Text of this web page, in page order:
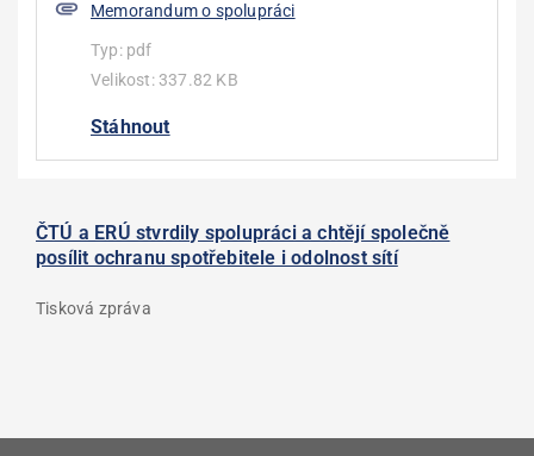
Memorandum o spolupráci
Typ: pdf
Velikost: 337.82 KB
Stáhnout
ČTÚ a ERÚ stvrdily spolupráci a chtějí společně
posílit ochranu spotřebitele i odolnost sítí
Tisková zpráva